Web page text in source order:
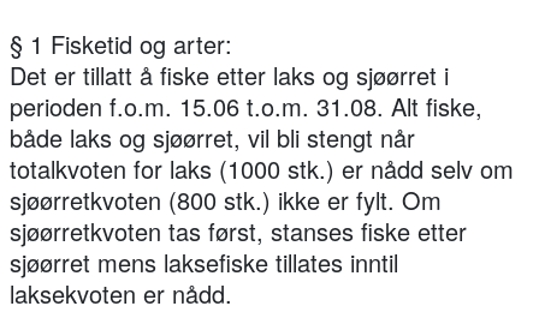
§ 1 Fisketid og arter:
Det er tillatt å fiske etter laks og sjøørret i
perioden f.o.m. 15.06 t.o.m. 31.08. Alt fiske,
både laks og sjøørret, vil bli stengt når
totalkvoten for laks (1000 stk.) er nådd selv om
sjøørretkvoten (800 stk.) ikke er fylt. Om
sjøørretkvoten tas først, stanses fiske etter
sjøørret mens laksefiske tillates inntil
laksekvoten er nådd.